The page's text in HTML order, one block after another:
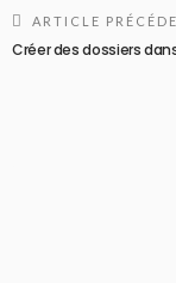
ARTICLE
Créer des dossiers